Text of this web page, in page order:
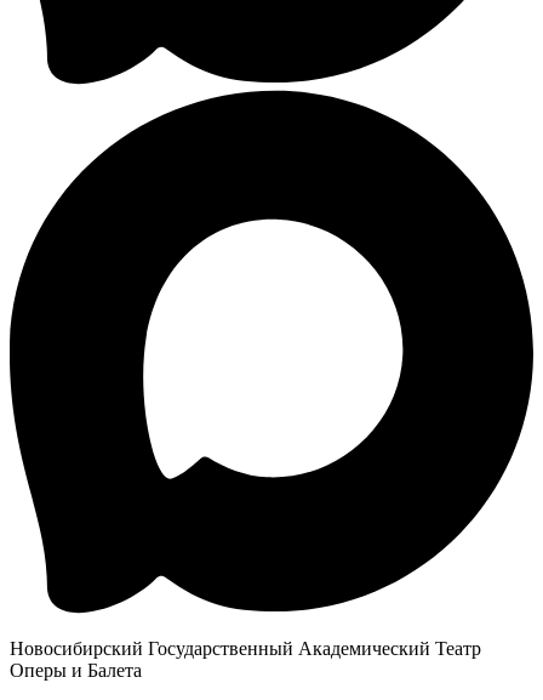
Новосибирский Государственный Академический Театр
Оперы и Балета